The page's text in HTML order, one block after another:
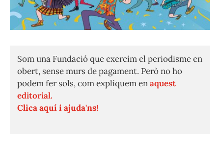
Som una Fundació que exercim el periodisme en
obert, sense murs de pagament. Però no ho
podem fer sols, com expliquem enaquest
editorial.
Clica aquí i ajuda'ns!